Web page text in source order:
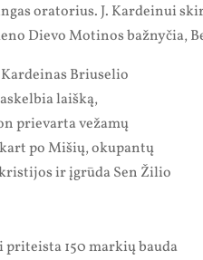
oratorius. J. Kardeinui
Dievo Motinos bažnyčia,
Kardeinas Briuselio
laišką,
prievarta vežamų
po Mišių, okupantų
ir įgrūda Sen Žilio
priteista 150 markių bauda